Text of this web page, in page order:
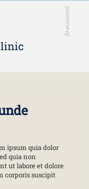
ipsum quia dolor
quia non
ut labore et dolore
corporis suscipit